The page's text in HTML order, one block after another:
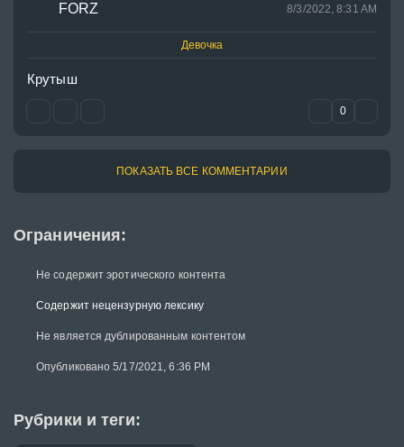
Ограничения:
Не содержит эротического контента
Содержит нецензурную лексику
Не является дублированным контентом
Опубликовано 5/17/2021, 6:36 PM
Рубрики и теги:
FORZ 8/3/2022, 8:31 AM
Девочка
Крутыш
0
ПОКАЗАТЬ ВСЕ КОММЕНТАРИИ